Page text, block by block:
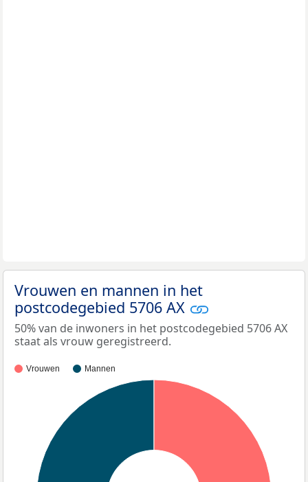
Vrouwen en mannen in het
postcodegebied 5706 AX
50% van de inwoners in het postcodegebied 5706 AX
staat als vrouw geregistreerd.
Vrouwen Mannen